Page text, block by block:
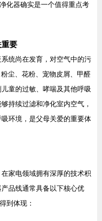
化器确实是一个值得重点考
要
统尚在发育，对空气中的污
尘、花粉、宠物皮屑、甲醛
童的过敏、哮喘及其他呼吸
持续过滤和净化室内空气，
环境，是父母关爱的重要体
家电领域拥有深厚的技术积
品线通常具备以下核心优
到体现：